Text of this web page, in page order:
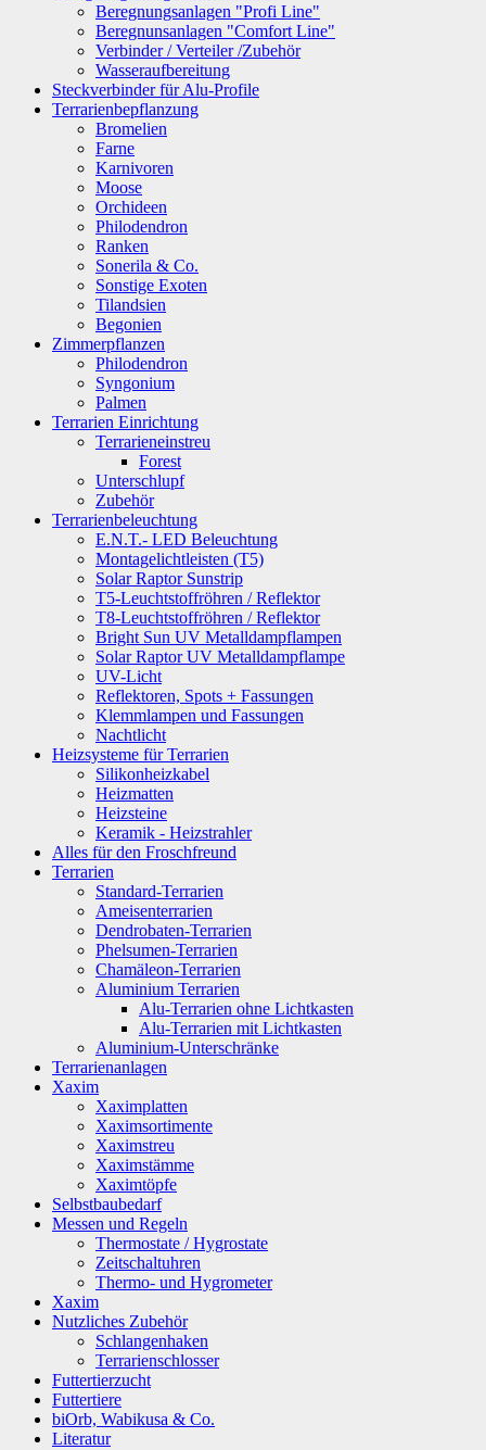
Beregnungsanlagen "Profi Line"
Beregnunsanlagen "Comfort Line"
Verbinder / Verteiler /Zubehör
Wasseraufbereitung
Steckverbinder für Alu-Profile
Terrarienbepflanzung
Bromelien
Farne
Karnivoren
Moose
Orchideen
Philodendron
Ranken
Sonerila & Co.
Sonstige Exoten
Tilandsien
Begonien
Zimmerpflanzen
Philodendron
Syngonium
Palmen
Terrarien Einrichtung
Terrarieneinstreu
Forest
Unterschlupf
Zubehör
Terrarienbeleuchtung
E.N.T.- LED Beleuchtung
Montagelichtleisten (T5)
Solar Raptor Sunstrip
T5-Leuchtstoffröhren / Reflektor
T8-Leuchtstoffröhren / Reflektor
Bright Sun UV Metalldampflampen
Solar Raptor UV Metalldampflampe
UV-Licht
Reflektoren, Spots + Fassungen
Klemmlampen und Fassungen
Nachtlicht
Heizsysteme für Terrarien
Silikonheizkabel
Heizmatten
Heizsteine
Keramik - Heizstrahler
Alles für den Froschfreund
Terrarien
Standard-Terrarien
Ameisenterrarien
Dendrobaten-Terrarien
Phelsumen-Terrarien
Chamäleon-Terrarien
Aluminium Terrarien
Alu-Terrarien ohne Lichtkasten
Alu-Terrarien mit Lichtkasten
Aluminium-Unterschränke
Terrarienanlagen
Xaxim
Xaximplatten
Xaximsortimente
Xaximstreu
Xaximstämme
Xaximtöpfe
Selbstbaubedarf
Messen und Regeln
Thermostate / Hygrostate
Zeitschaltuhren
Thermo- und Hygrometer
Xaxim
Nutzliches Zubehör
Schlangenhaken
Terrarienschlosser
Futtertierzucht
Futtertiere
biOrb, Wabikusa & Co.
Literatur